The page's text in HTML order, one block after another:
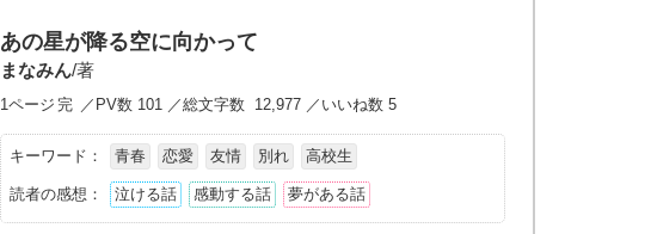
あの星が降る空に向かって
まなみん/著
1ページ 完 ／PV数 101 ／総文字数 12,977 ／いいね数 5
キーワード： 青春 恋愛 友情 別れ 高校生
読者の感想： 泣ける話 感動する話 夢がある話